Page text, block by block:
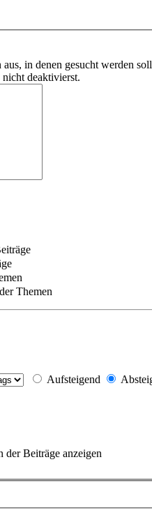
in denen gesucht werden
deaktivierst.
Themen
Aufsteigend
der Beiträge anzeigen